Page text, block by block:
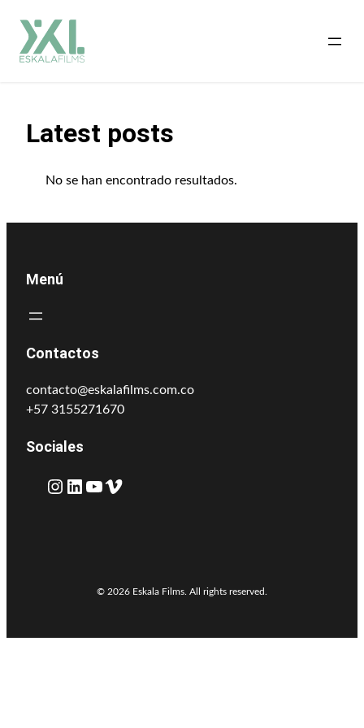
Latest posts
No se han encontrado resultados.
Menú
Contactos
contacto@eskalafilms.com.co
+57 3155271670
Sociales
Instagram LinkedIn YouTube Vimeo
© 2026 Eskala Films. All rights reserved.